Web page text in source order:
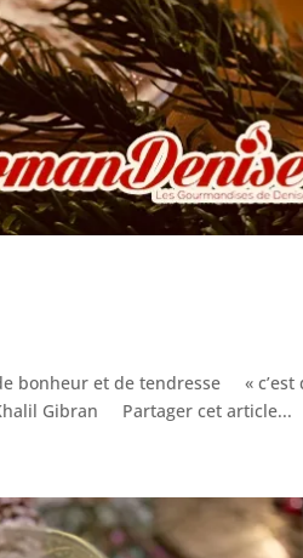
bonheur et de tendresse « c’est
Gibran Partager cet article...